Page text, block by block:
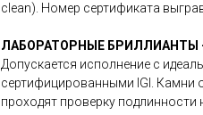
clean). Номер сертификата
ЛАБОРАТОРНЫЕ БРИЛЛИАНТЫ
Допускается исполнение с
сертифицированными IGI. Камни
проходят проверку подлинности